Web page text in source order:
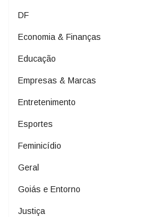
DF
Economia & Finanças
Educação
Empresas & Marcas
Entretenimento
Esportes
Feminicídio
Geral
Goiás e Entorno
Justiça